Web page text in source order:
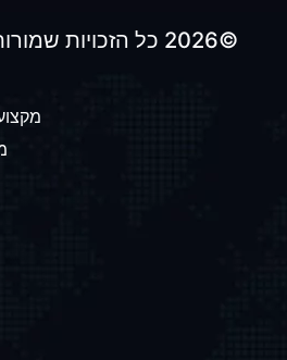
©2026 כל הזכויות שמורות לאתר הולכים-על-100